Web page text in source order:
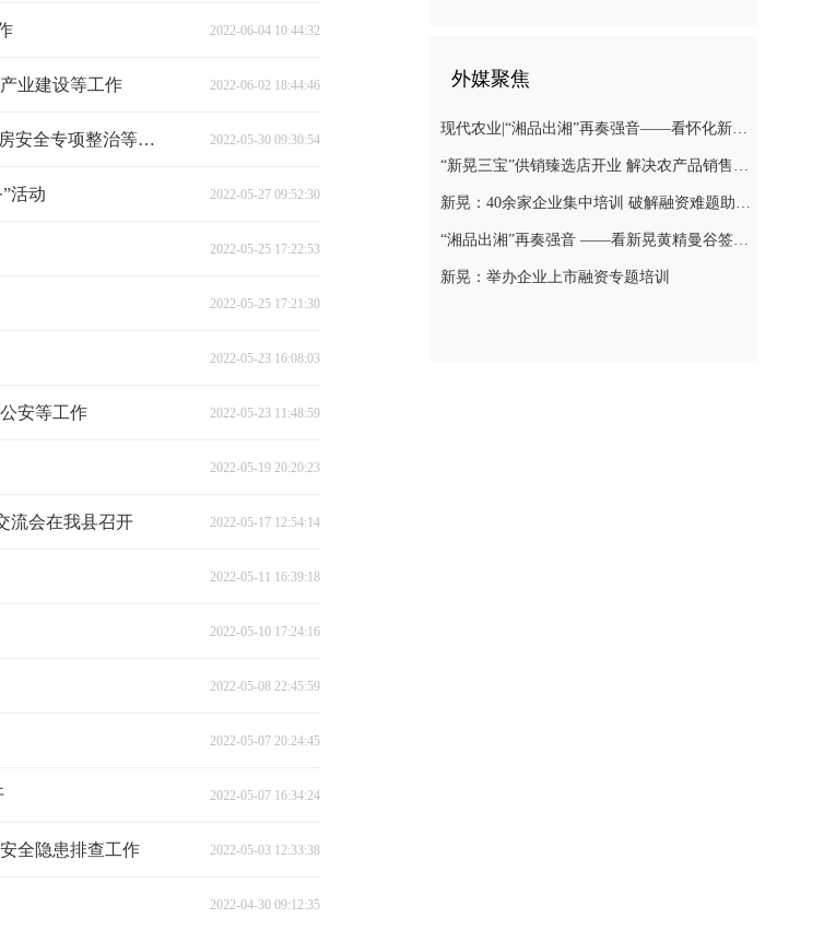
2022-06-04 10:44:32
业建设等工作 2022-06-02 18:44:46
县委常委会召开会议 安排部署“三线”划定、居民自建房安全专项整治等工作 2022-05-30 09:30:54
活动 2022-05-27 09:52:30
2022-05-25 17:22:53
2022-05-25 17:21:30
2022-05-23 16:08:03
安等工作 2022-05-23 11:48:59
2022-05-19 20:20:23
流会在我县召开 2022-05-17 12:54:14
2022-05-11 16:39:18
2022-05-10 17:24:16
2022-05-08 22:45:59
2022-05-07 20:24:45
2022-05-07 16:34:24
全隐患排查工作 2022-05-03 12:33:38
2022-04-30 09:12:35
外媒聚焦
现代农业|“湘品出湘”再奏强音——看怀化新晃黄精曼谷签单背后的“强链密码”
“新晃三宝”供销臻选店开业 解决农产品销售难题
新晃：40余家企业集中培训 破解融资难题助力发展
“湘品出湘”再奏强音 ——看新晃黄精曼谷签单背后的“强链密码”
新晃：举办企业上市融资专题培训